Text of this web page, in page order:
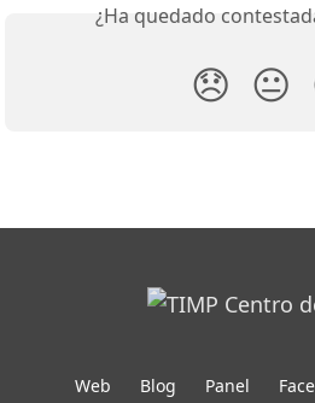
¿Ha quedado
😞 😐
Web Blog Panel